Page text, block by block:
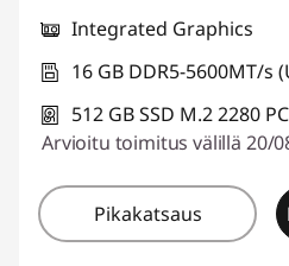
Integrated Graphics
16 GB DDR5-5600MT/s
512 GB SSD M.2 2280
Arvioitu toimitus välillä 20/
Pikakatsaus